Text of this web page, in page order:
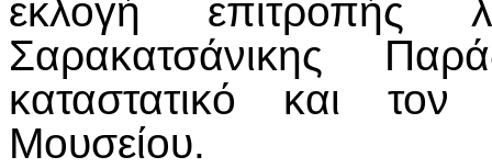
εκλογή επιτροπής
Σαρακατσάνικης
καταστατικό και τον
Μουσείου.